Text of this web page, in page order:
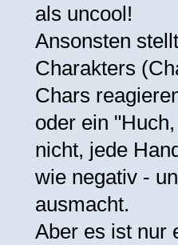
als uncool!
Ansonsten
Charakters
Chars
oder ein
nicht, jede
wie negativ -
ausmacht.
Aber es ist nur